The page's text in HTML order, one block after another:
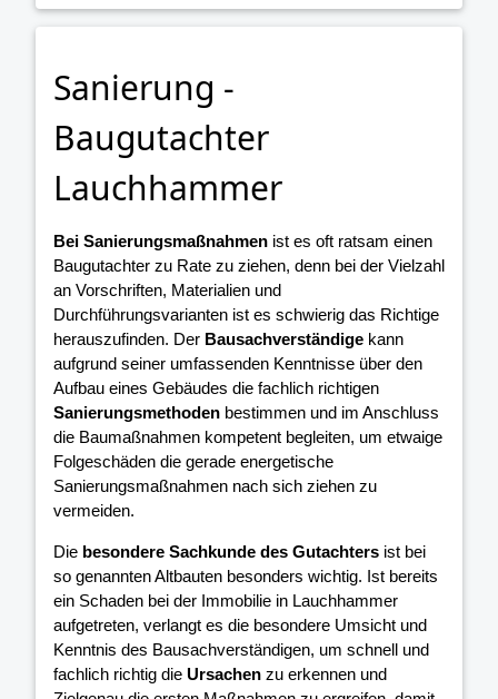
Sanierung -
Baugutachter
Lauchhammer
Bei Sanierungsmaßnahmen ist es oft ratsam einen
Baugutachter zu Rate zu ziehen, denn bei der Vielzahl
an Vorschriften, Materialien und
Durchführungsvarianten ist es schwierig das Richtige
herauszufinden. Der Bausachverständige kann
aufgrund seiner umfassenden Kenntnisse über den
Aufbau eines Gebäudes die fachlich richtigen
Sanierungsmethoden bestimmen und im Anschluss
die Baumaßnahmen kompetent begleiten, um etwaige
Folgeschäden die gerade energetische
Sanierungsmaßnahmen nach sich ziehen zu
vermeiden.
Die besondere Sachkunde des Gutachters ist bei
so genannten Altbauten besonders wichtig. Ist bereits
ein Schaden bei der Immobilie in Lauchhammer
aufgetreten, verlangt es die besondere Umsicht und
Kenntnis des Bausachverständigen, um schnell und
fachlich richtig die Ursachen zu erkennen und